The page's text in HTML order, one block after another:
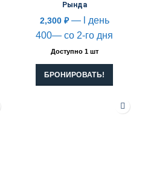
Рында
2,300 ₽— l день
400— со 2-го дня
Доступно 1 шт
БРОНИРОВАТЬ!